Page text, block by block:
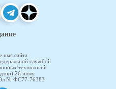
имя сайта
службой
технологий
26 июля
Эл № ФС77-76383